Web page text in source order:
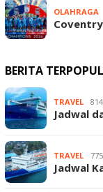
OLAHRAGA
BERITA
TRAVEL
Jadwal
TRAVEL
Jadwal